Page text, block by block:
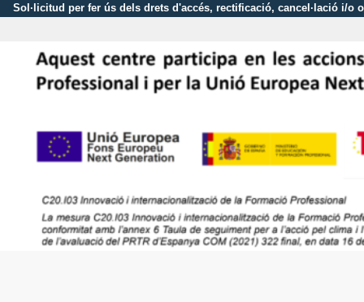
Sol·licitud per fer ús dels drets d'accés, rectificació, cancel·lació i/